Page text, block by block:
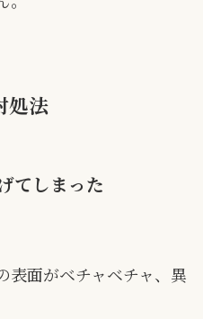
処法
てしまった
表面がベチャベチャ、異